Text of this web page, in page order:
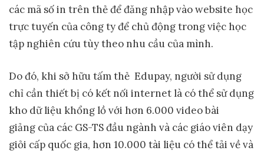
các mã số in trên thẻ để đăng nhập vào website học
trực tuyến của công ty để chủ động trong việc học
tập nghiên cứu tùy theo nhu cầu của mình.
Do đó, khi sở hữu tấm thẻ Edupay, người sử dụng
chỉ cần thiết bị có kết nối internet là có thể sử dụng
kho dữ liệu khổng lồ với hơn 6.000 video bài
giảng của các GS-TS đầu ngành và các giáo viên dạy
giỏi cấp quốc gia, hơn 10.000 tài liệu có thể tải về và